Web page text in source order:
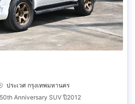
ประเวศ กรุงเทพมหานคร
Anniversary SUV ปี2012